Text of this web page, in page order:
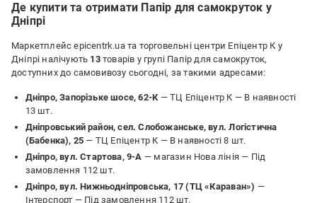
Де купити та отримати Папір для самокруток у
Дніпрі
Маркетплейс epicentrk.ua та торговельні центри Епіцентр К у
Дніпрі налічують 13товарів у групі Папір для самокруток,
доступних до самовивозу сьогодні, за такими адресами:
Дніпро, Запорізьке шосе, 62-К— ТЦ Епіцентр К — В наявності
13 шт.
Дніпровський район, сел. Слобожанське, вул. Логістична
(Бабенка), 25 — ТЦ Епіцентр К — В наявності 8 шт.
Дніпро, вул. Стартова, 9-А — магазин Нова лінія — Під
замовлення 112 шт.
Дніпро, вул. Нижньодніпровська, 17 (ТЦ «Караван») —
Інтерспорт — Під замовлення 112 шт.